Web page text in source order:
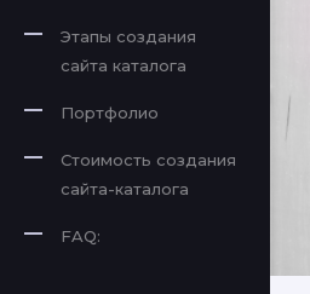
Этапы создания
сайта каталога
Портфолио
Стоимость создания
сайта-каталога
FAQ: